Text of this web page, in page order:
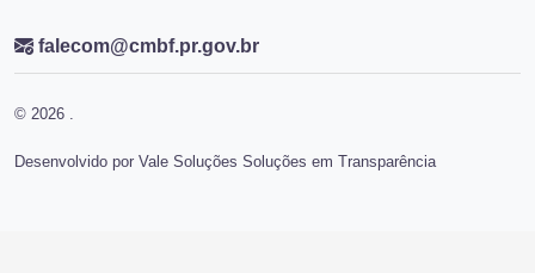
falecom@cmbf.pr.gov.br
© 2026 .
Desenvolvido por Vale Soluções Soluções em Transparência